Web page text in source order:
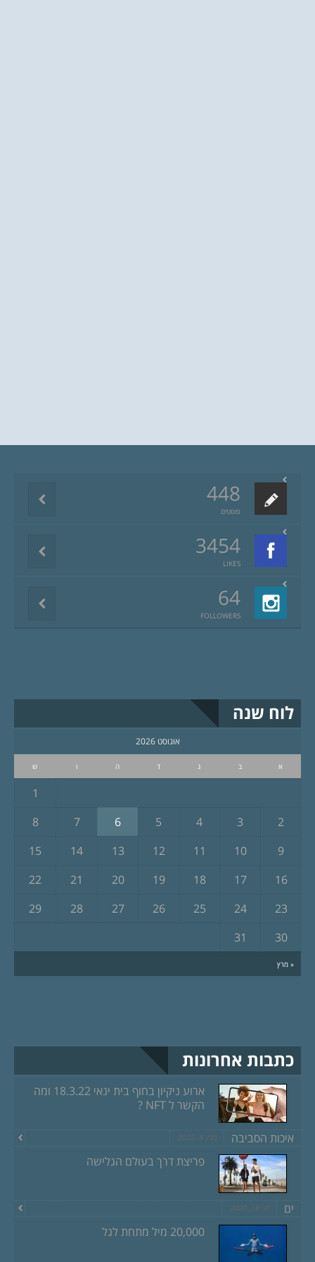
448
פוסטים
3454
LIKES
64
FOLLOWERS
לוח שנה
אוגוסט 2026
א ב ג ד ה ו ש
« מרץ
1
2
3
4
5
6
7
8
9
10
11
12
13
14
15
16
17
18
19
20
21
22
23
24
25
26
27
28
29
30
31
כתבות אחרונות
ארוע ניקיון בחוף בית ינאי 18.3.22 ומה
הקשר ל NFT ?
איכות הסביבה מרץ 8, 2022
פריצת דרך בעולם הגלישה
ים יוני 18, 2020
20,000 מיל מתחת לגל